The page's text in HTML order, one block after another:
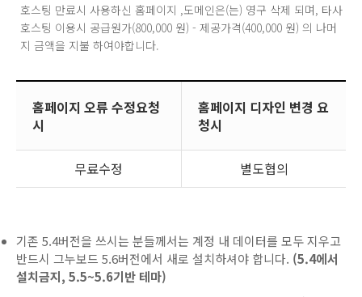
호스팅 만료시 사용하신 홈페이지 ,도메인은(는) 영구 삭제 되며, 타사
호스팅 이용시 공급원가(800,000 원) - 제공가격(400,000 원) 의 나머
지 금액을 지불 하여야합니다.
홈페이지 오류 수정요청
시
홈페이지 디자인 변경 요
청시
무료수정 별도협의
기존 5.4버전을 쓰시는 분들께서는 계정 내 데이터를 모두 지우고
반드시 그누보드 5.6버전에서 새로 설치하셔야 합니다. (5.4에서
설치금지, 5.5~5.6기반 테마)